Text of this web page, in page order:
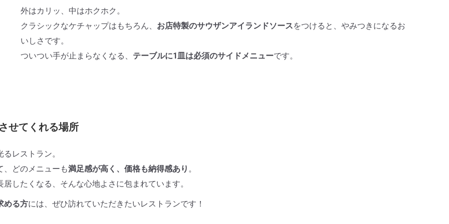
外はカリッ、中はホクホク。
クラシックなケチャップはもちろん、 お店特製のサウザンアイランドソースをつけると、やみつきになるお
いしさです。
ついつい手が止まらなくなる、 テーブルに1皿は必須のサイドメニューです。
せてくれる場所
レストラン。
、どのメニューも満足感が高く、価格も納得感あり 。
したくなる、そんな心地よさに包まれています。
める方には、ぜひ訪れていただきたいレストランです！